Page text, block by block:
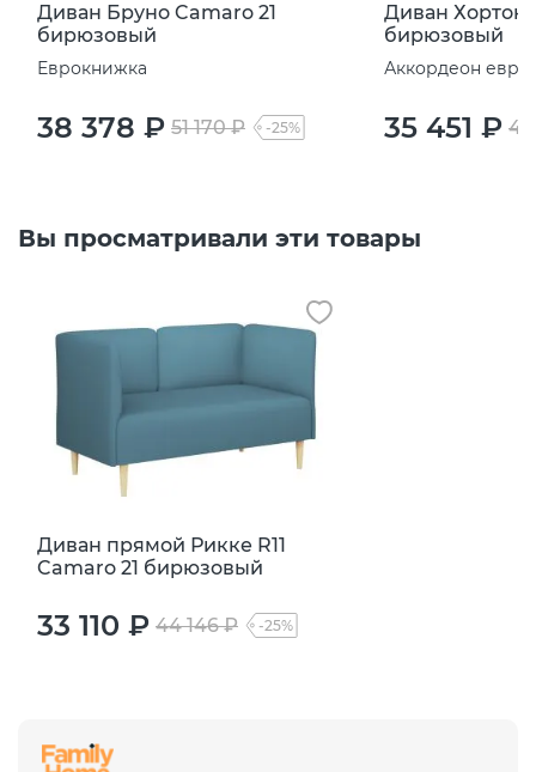
Диван Бруно Camaro 21
бирюзовый
Еврокнижка
38 378 ₽ 51 170 ₽ -25%
Диван Хортон
бирюзовый
Аккордеон евро
35 451 ₽
Вы просматривали эти товары
Диван прямой Рикке R11
Camaro 21 бирюзовый
33 110 ₽ 44 146 ₽ -25%